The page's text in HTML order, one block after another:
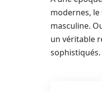
modernes,
masculine.
un véritable
sophistiqués.